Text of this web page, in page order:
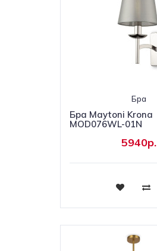
Бра
Бра Maytoni Krona
MOD076WL-01N
5940р.
Купить